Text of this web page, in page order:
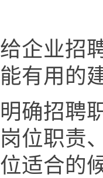
给企业招
能有用的
明确招聘
岗位职责
位适合的